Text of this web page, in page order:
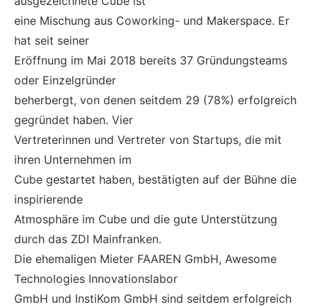
eine Mischung aus Coworking- und Makerspace. Er
hat seit seiner
Eröffnung im Mai 2018 bereits 37 Gründungsteams
oder Einzelgründer
beherbergt, von denen seitdem 29 (78%) erfolgreich
gegründet haben. Vier
Vertreterinnen und Vertreter von Startups, die mit
ihren Unternehmen im
Cube gestartet haben, bestätigten auf der Bühne die
inspirierende
Atmosphäre im Cube und die gute Unterstützung
durch das ZDI Mainfranken.
Die ehemaligen Mieter FAAREN GmbH, Awesome
Technologies Innovationslabor
GmbH und InstiKom GmbH sind seitdem erfolgreich